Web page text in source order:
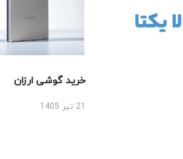
خرید گوشی ارزان